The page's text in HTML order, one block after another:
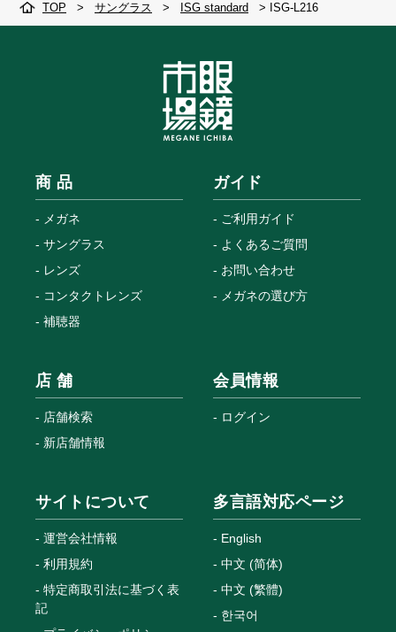
TOP > サングラス > ISG standard > ISG-L216
商 品
メガネ
サングラス
レンズ
コンタクトレンズ
補聴器
ガイド
ご利用ガイド
よくあるご質問
お問い合わせ
メガネの選び方
店 舗
店舗検索
新店舗情報
会員情報
ログイン
サイトについて
運営会社情報
利用規約
特定商取引法に基づく表
記
多言語対応ページ
English
中文 (简体)
中文 (繁體)
한국어